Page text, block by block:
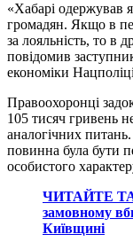
«Хабарі одержував
громадян. Якщо в
за лояльність, то в
повідомив
економіки
Правоохоронці
105 тисяч гривень
аналогічних
повинна була бути
особистого
ЧИТАЙТЕ
замовному
Київщині